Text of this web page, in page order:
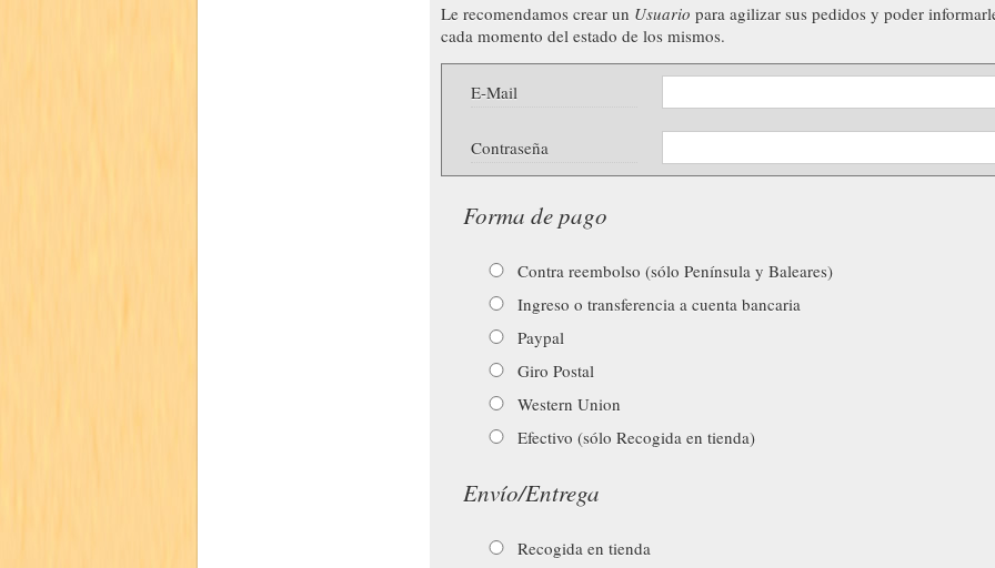
Le recomendamos crear un Usuario para agilizar sus pedidos y poder
cada momento del estado de los mismos.
E-Mail
Contraseña
Forma de pago
Contra reembolso (sólo Península y Baleares)
Ingreso o transferencia a cuenta bancaria
Paypal
Giro Postal
Western Union
Efectivo (sólo Recogida en tienda)
Envío/Entrega
Recogida en tienda